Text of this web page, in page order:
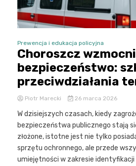
Prewencja i edukacja policyjna
Choroszcz wzmocni
bezpieczeństwo:
przeciwdziałania
Piotr Marecki 26 marca 2026
W dzisiejszych czasach, kiedy
bezpieczeństwa publicznego stają
złożone, istotne jest nie tylko
sprzętu ochronnego, ale przede
umiejętności w zakresie identyfikacji